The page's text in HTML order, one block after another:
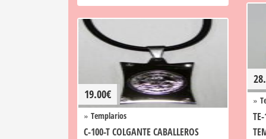
»
19.00€
» Templarios
C-100-T COLGANTE CABALLEROS